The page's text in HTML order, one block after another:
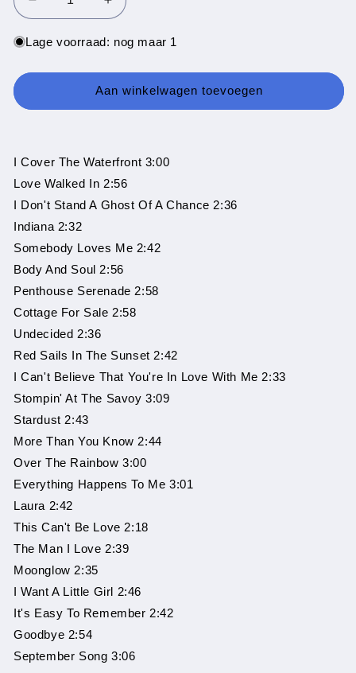
Aantal
verlagen
voor
Garner
The
Piano
-
32
Standards
(LP)
Aantal
verhogen
voor
Garner
‎-
The
Piano
-
32
(LP)
Lage voorraad: nog maar 1
Aan winkelwagen toevoegen
I Cover The Waterfront 3:00
Love Walked In 2:56
I Don't Stand A Ghost Of A Chance 2:36
Indiana 2:32
Somebody Loves Me 2:42
Body And Soul 2:56
Penthouse Serenade 2:58
Cottage For Sale 2:58
Undecided 2:36
Red Sails In The Sunset 2:42
I Can't Believe That You're In Love With Me 2:33
Stompin' At The Savoy 3:09
Stardust 2:43
More Than You Know 2:44
Over The Rainbow 3:00
Everything Happens To Me 3:01
Laura 2:42
This Can't Be Love 2:18
The Man I Love 2:39
Moonglow 2:35
I Want A Little Girl 2:46
It's Easy To Remember 2:42
Goodbye 2:54
September Song 3:06